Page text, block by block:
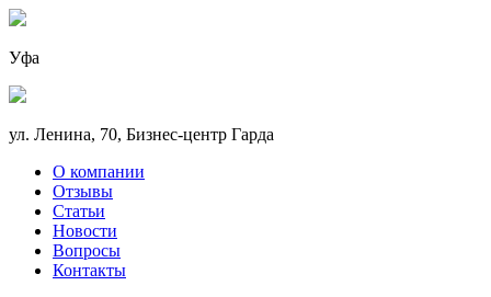
Уфа
ул. Ленина, 70, Бизнес-центр Гарда
О компании
Отзывы
Статьи
Новости
Вопросы
Контакты